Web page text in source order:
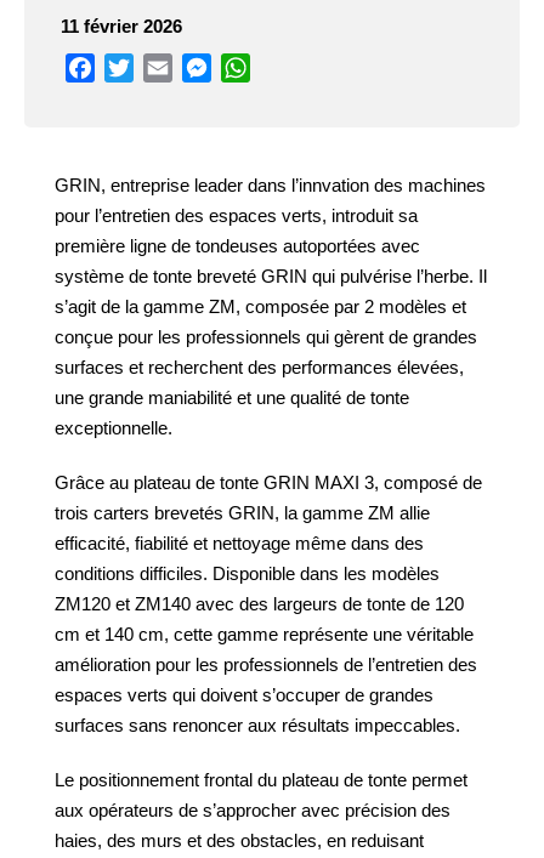
11 février 2026
Facebook
TwitterEmail Messenger
GRIN, entreprise leader dans l’innvation des machines
pour l’entretien des espaces verts, introduit sa
première ligne de tondeuses autoportées avec
système de tonte breveté GRIN qui pulvérise l’herbe. Il
s’agit de la gamme ZM, composée par 2 modèles et
conçue pour les professionnels qui gèrent de grandes
surfaces et recherchent des performances élevées,
une grande maniabilité et une qualité de tonte
exceptionnelle.
Grâce au plateau de tonte GRIN MAXI 3, composé de
trois carters brevetés GRIN, la gamme ZM allie
efficacité, fiabilité et nettoyage même dans des
conditions difficiles. Disponible dans les modèles
ZM120 et ZM140 avec des largeurs de tonte de 120
cm et 140 cm, cette gamme représente une véritable
amélioration pour les professionnels de l’entretien des
espaces verts qui doivent s’occuper de grandes
surfaces sans renoncer aux résultats impeccables.
Le positionnement frontal du plateau de tonte permet
aux opérateurs de s’approcher avec précision des
haies, des murs et des obstacles, en reduisant